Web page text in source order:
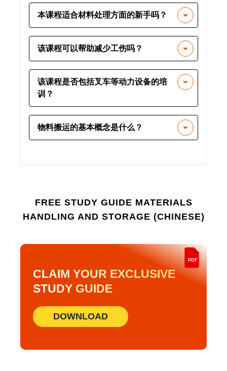
自动、注册、静态和外部是四种存储和
处理类别。
本课程适合材料处理方面的新手吗？
是的，它是为希望更新安全操作实践知
识的初学者和有经验的工人设计的。
该课程可以帮助减少工伤吗？
当然。本课程教授实用方法，以减少因
操作和储存不当而导致的常见伤害。
该课程是否包括叉车等动力设备的培
训？
虽然涉及机械辅助，但专业叉车认证需
要单独的培训计划。
物料搬运的基本概念是什么？
FREE STUDY GUIDE MATERIALS
HANDLING AND STORAGE (CHINESE)
PDF
CLAIM YOUR EXCLUSIVE
STUDY GUIDE
DOWNLOAD